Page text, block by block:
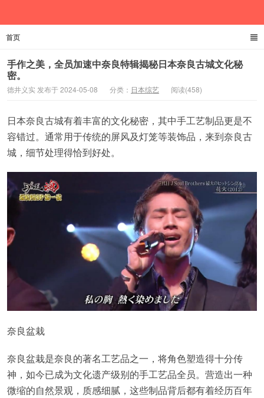
首页
手作之美，全员加速中奈良特辑揭秘日本奈良古城文化秘
密。
德井义实 发布于 2024-05-08 分类： 日本综艺 阅读(458)
日本奈良古城有着丰富的文化秘密，其中手工艺制品更是不
容错过。通常用于传统的屏风及灯笼等装饰品，来到奈良古
城，细节处理得恰到好处。
奈良盆栽
奈良盆栽是奈良的著名工艺品之一，将角色塑造得十分传
神，如今已成为文化遗产级别的手工艺品全员。营造出一种
微缩的自然景观，质感细腻，这些制品背后都有着经历百年